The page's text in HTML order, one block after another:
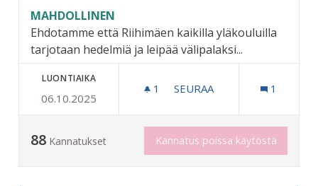
MAHDOLLINEN
Ehdotamme että Riihimäen kaikilla yläkouluilla
tarjotaan hedelmiä ja leipää välipalaksi...
LUONTIAIKA
06.10.2025
1 1 SEURAAJA
SEURAA 1
88 Kannatukset Kannatus poissa käytöstä